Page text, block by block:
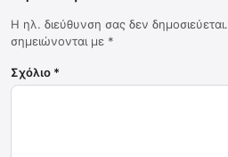
Η ηλ. διεύθυνση σας δεν δημοσιεύεται.
σημειώνονται με *
Σχόλιο *